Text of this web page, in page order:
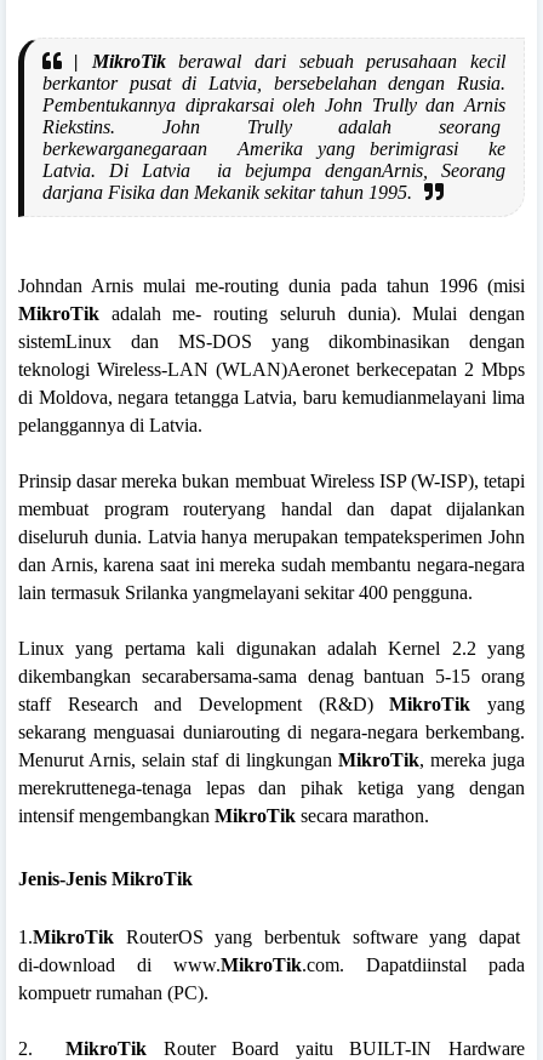
| MikroTikberawal dari sebuah perusahaan kecil
berkantor pusat di Latvia, bersebelahan dengan Rusia.
Pembentukannya diprakarsai oleh John Trully dan Arnis
Riekstins. John Trully adalah seorang
berkewarganegaraan
Amerika yang berimigrasi
ke
Latvia.
Di Latvia
ia bejumpa denganArnis, Seorang
darjana Fisika dan Mekanik sekitar tahun 1995.
Johndan Arnis mulai me-routing dunia pada tahun 1996 (misi
MikroTik adalah me- routing seluruh dunia). Mulai dengan
sistemLinux dan MS-DOS yang dikombinasikan dengan
teknologi Wireless-LAN (WLAN)Aeronet berkecepatan 2 Mbps
di Moldova, negara tetangga Latvia, baru kemudianmelayani lima
pelanggannya di Latvia.
Prinsip dasar mereka bukan membuat Wireless ISP (W-ISP), tetapi
membuat program routeryang handal dan dapat dijalankan
diseluruh dunia. Latvia hanya merupakan tempateksperimen John
dan Arnis, karena saat ini mereka sudah membantu negara-negara
lain termasuk Srilanka yangmelayani sekitar 400 pengguna.
Linux yang pertama kali digunakan adalah Kernel 2.2 yang
dikembangkan secarabersama-sama denag bantuan 5-15 orang
staff Research and Development (R&D)MikroTik yang
sekarang menguasai duniarouting di negara-negara berkembang.
Menurut Arnis, selain staf di lingkungan MikroTik, mereka juga
merekruttenega-tenaga lepas dan pihak ketiga yang dengan
intensif mengembangkan MikroTik secara marathon.
Jenis-Jenis MikroTik
1.MikroTik RouterOS yang berbentuk software yang dapat
di-download
di www.MikroTik.com. Dapatdiinstal pada
kompuetr rumahan (PC).
2. MikroTik Router Board yaitu BUILT-IN Hardware